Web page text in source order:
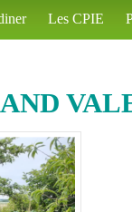
Les CPIE